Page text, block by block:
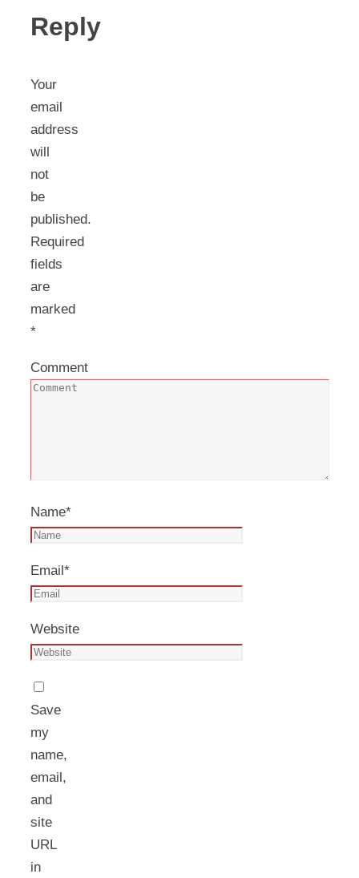
Reply
Your
email
address
will
not
be
published.
Required
fields
are
marked
*
Comment
Name*
Email*
Website
Save
my
name,
email,
and
site
URL
in